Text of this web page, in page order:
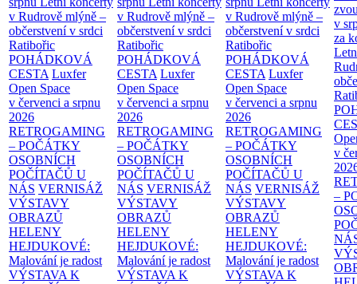
v Rudrově mlýně –
občerstvení v srdci
Ratibořic
POHÁDKOVÁ
CESTA Luxfer
Open Space
v červenci a srpnu
2026
RETROGAMING
– POČÁTKY
OSOBNÍCH
POČÍTAČŮ U
NÁS VERNISÁŽ
VÝSTAVY
OBRAZŮ
HELENY
HEJDUKOVÉ:
Malování je radost
VÝSTAVA K
v Rudrově mlýně –
občerstvení v srdci
Ratibořic
POHÁDKOVÁ
CESTA Luxfer
Open Space
v červenci a srpnu
2026
RETROGAMING
– POČÁTKY
OSOBNÍCH
POČÍTAČŮ U
NÁS VERNISÁŽ
VÝSTAVY
OBRAZŮ
HELENY
HEJDUKOVÉ:
Malování je radost
VÝSTAVA K
v Rudrově mlýně –
občerstvení v srdci
Ratibořic
POHÁDKOVÁ
CESTA Luxfer
Open Space
v červenci a srpnu
2026
RETROGAMING
– POČÁTKY
OSOBNÍCH
POČÍTAČŮ U
NÁS VERNISÁŽ
VÝSTAVY
OBRAZŮ
HELENY
HEJDUKOVÉ:
Malování je radost
VÝSTAVA K
v
za
v
–